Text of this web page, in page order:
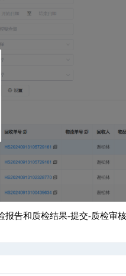
告和质检结果-提交-质检审